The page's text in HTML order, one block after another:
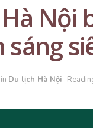
Nội
sáng
in Du lịch Hà Nội